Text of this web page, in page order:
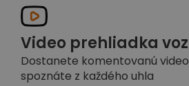
Video prehliadka
Dostanete komentovanú
spoznáte z každého uhla